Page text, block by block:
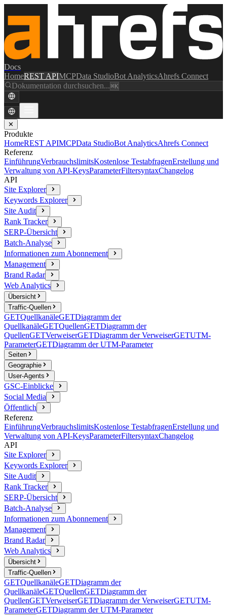
Docs
HomeREST APIMCPData StudioBot AnalyticsAhrefs Connect
Dokumentation durchsuchen...⌘K
✕
Produkte
HomeREST APIMCPData StudioBot AnalyticsAhrefs Connect
Referenz
EinführungVerbrauchslimitsKostenlose TestabfragenErstellung und
Verwaltung von API-KeysParameterFiltersyntaxChangelog
API
Site Explorer
Keywords Explorer
Site Audit
Rank Tracker
SERP-Übersicht
Batch-Analyse
Informationen zum Abonnement
Management
Brand Radar
Web Analytics
Übersicht
Traffic-Quellen
GETQuellkanäleGETDiagramm der
QuellkanäleGETQuellenGETDiagramm der
QuellenGETVerweiserGETDiagramm der VerweiserGETUTM-
ParameterGETDiagramm der UTM-Parameter
Seiten
Geographie
User-Agents
GSC-Einblicke
Social Media
Öffentlich
Referenz
EinführungVerbrauchslimitsKostenlose TestabfragenErstellung und
Verwaltung von API-KeysParameterFiltersyntaxChangelog
API
Site Explorer
Keywords Explorer
Site Audit
Rank Tracker
SERP-Übersicht
Batch-Analyse
Informationen zum Abonnement
Management
Brand Radar
Web Analytics
Übersicht
Traffic-Quellen
GETQuellkanäleGETDiagramm der
QuellkanäleGETQuellenGETDiagramm der
QuellenGETVerweiserGETDiagramm der VerweiserGETUTM-
ParameterGETDiagramm der UTM-Parameter